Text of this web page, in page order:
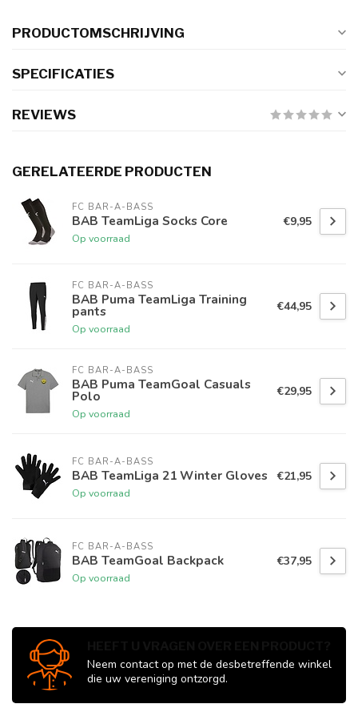
PRODUCTOMSCHRIJVING
SPECIFICATIES
REVIEWS
GERELATEERDE PRODUCTEN
FC BAR-A-BASS
BAB TeamLiga Socks Core
Op voorraad
€9,95
FC BAR-A-BASS
BAB Puma TeamLiga Training
pants
Op voorraad
€44,95
FC BAR-A-BASS
BAB Puma TeamGoal Casuals
Polo
Op voorraad
€29,95
FC BAR-A-BASS
BAB TeamLiga 21 Winter Gloves
Op voorraad
€21,95
FC BAR-A-BASS
BAB TeamGoal Backpack
Op voorraad
€37,95
Neem contact op met de desbetreffende winkel
die uw vereniging ontzorgd.